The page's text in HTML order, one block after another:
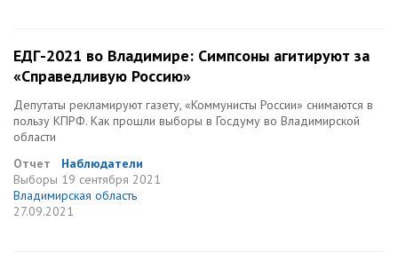
ЕДГ-2021 во Владимире: Симпсоны агитируют за
«Справедливую Россию»
Депутаты рекламируют газету, «Коммунисты России» снимаются в
пользу КПРФ. Как прошли выборы в Госдуму во Владимирской
области
Отчет
Наблюдатели
Выборы 19 сентября 2021
Владимирская область
27.09.2021